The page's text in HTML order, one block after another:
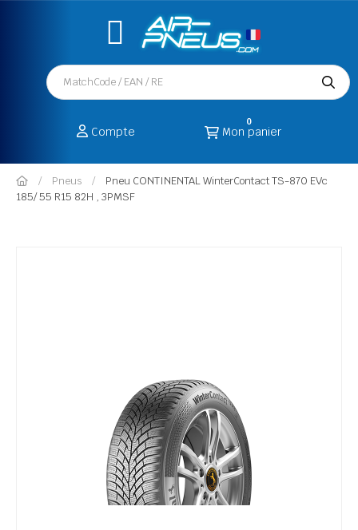
Compte Mon panier
0
Pneus
Pneu CONTINENTAL WinterContact TS-870 EVc
185/ 55 R15 82H , 3PMSF